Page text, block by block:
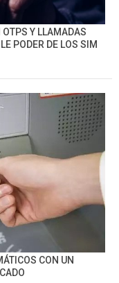
Y LLAMADAS
PODER DE LOS SIM
CON UN